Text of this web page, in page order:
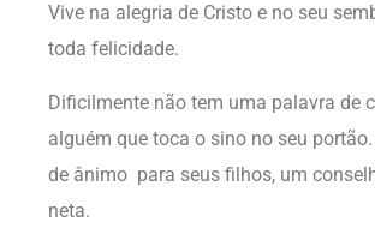
Vive na alegria de Cristo e no seu
toda felicidade.
Dificilmente não tem uma palavra de
alguém que toca o sino no seu
de ânimo para seus filhos, um
neta.